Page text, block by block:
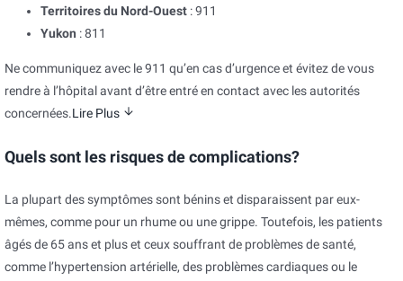
Territoires du Nord-Ouest : 911
Yukon : 811
Ne communiquez avec le 911 qu’en cas d’urgence et évitez de vous
rendre à l’hôpital avant d’être entré en contact avec les autorités
concernées.Lire Plus
Quels sont les risques de complications?
La plupart des symptômes sont bénins et disparaissent par eux-
mêmes, comme pour un rhume ou une grippe. Toutefois, les patients
âgés de 65 ans et plus et ceux souffrant de problèmes de santé,
comme l’hypertension artérielle, des problèmes cardiaques ou le